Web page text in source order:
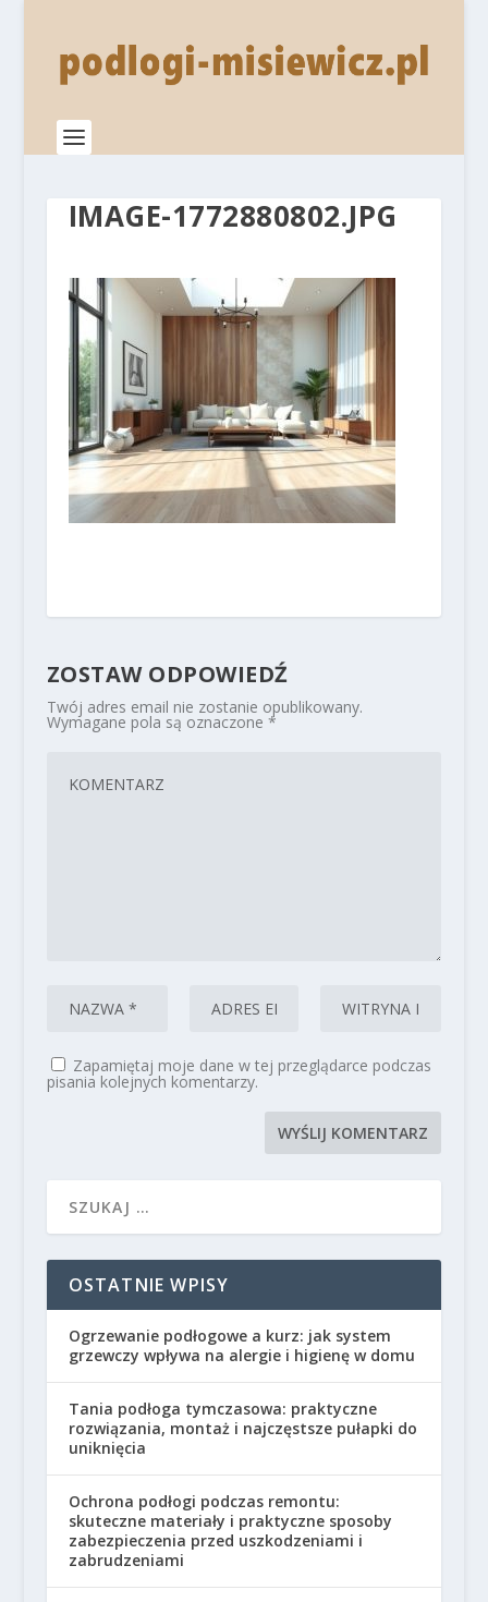
IMAGE-1772880802.JPG
ZOSTAW ODPOWIEDŹ
Twój adres email nie zostanie opublikowany.
Wymagane pola są oznaczone *
Zapamiętaj moje dane w tej przeglądarce podczas
pisania kolejnych komentarzy.
OSTATNIE WPISY
Ogrzewanie podłogowe a kurz: jak system
grzewczy wpływa na alergie i higienę w domu
Tania podłoga tymczasowa: praktyczne
rozwiązania, montaż i najczęstsze pułapki do
uniknięcia
Ochrona podłogi podczas remontu:
skuteczne materiały i praktyczne sposoby
zabezpieczenia przed uszkodzeniami i
zabrudzeniami